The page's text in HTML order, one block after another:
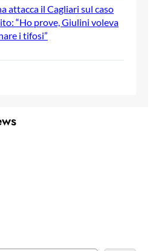
attacca il Cagliari sul caso
“Ho prove, Giulini voleva
i tifosi”